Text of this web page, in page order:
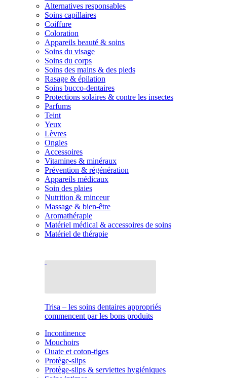
Alternatives responsables
Soins capillaires
Coiffure
Coloration
Appareils beauté & soins
Soins du visage
Soins du corps
Soins des mains & des pieds
Rasage & épilation
Soins bucco-dentaires
Protections solaires & contre les insectes
Parfums
Teint
Yeux
Lèvres
Ongles
Accessoires
Vitamines & minéraux
Prévention & régénération
Appareils médicaux
Soin des plaies
Nutrition & minceur
Massage & bien-être
Aromathérapie
Matériel médical & accessoires de soins
Matériel de thérapie
Trisa – les soins dentaires appropriés
commencent par les bons produits
Incontinence
Mouchoirs
Ouate et coton-tiges
Protège-slips
Protège-slips & serviettes hygiéniques